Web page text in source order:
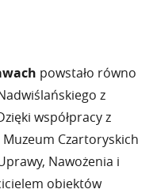
powstało równo
z
współpracy z
Czartoryskich
Nawożenia i
obiektów